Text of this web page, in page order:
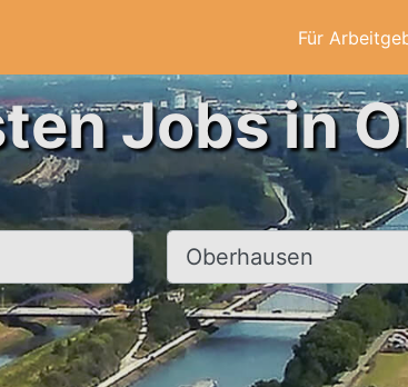
Für
Jobs in
Ort, Stadt